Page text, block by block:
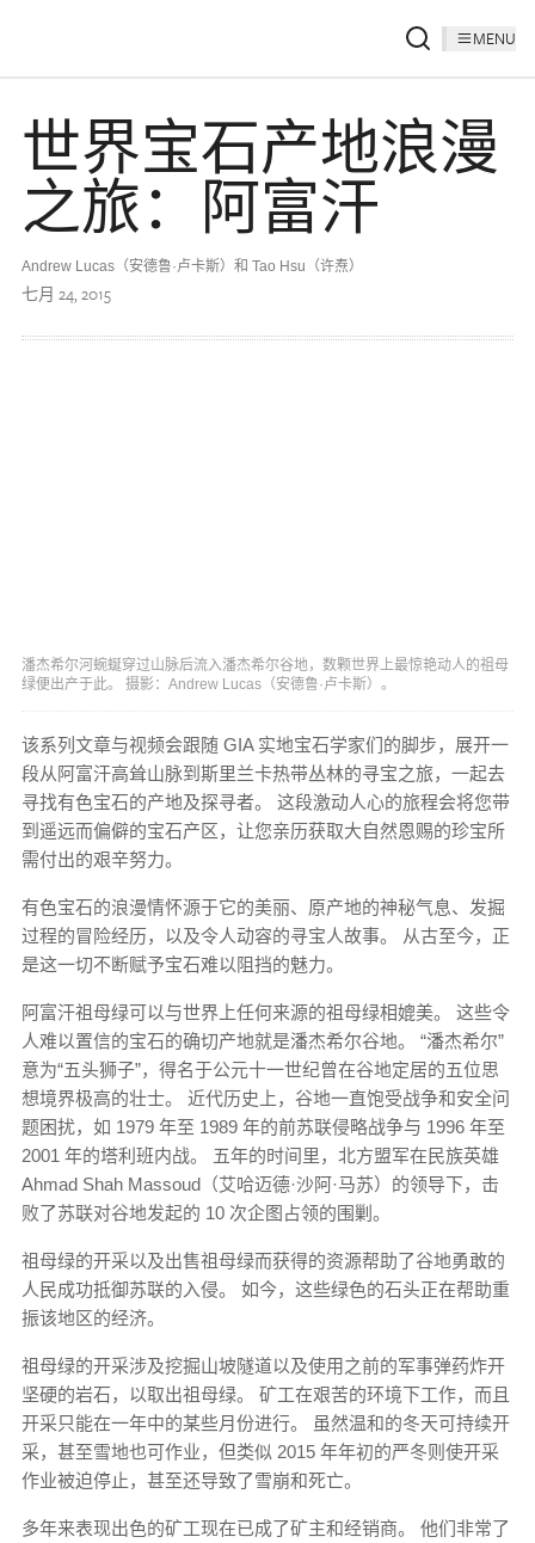
MENU
世界宝石产地浪漫
之旅：阿富汗
Andrew Lucas（安德鲁·卢卡斯）和 Tao Hsu（许焘）
七月 24, 2015
潘杰希尔河蜿蜒穿过山脉后流入潘杰希尔谷地，数颗世界上最惊艳动人的祖母
绿便出产于此。 摄影：Andrew Lucas（安德鲁·卢卡斯）。
该系列文章与视频会跟随 GIA 实地宝石学家们的脚步，展开一
段从阿富汗高耸山脉到斯里兰卡热带丛林的寻宝之旅，一起去
寻找有色宝石的产地及探寻者。 这段激动人心的旅程会将您带
到遥远而偏僻的宝石产区，让您亲历获取大自然恩赐的珍宝所
需付出的艰辛努力。
有色宝石的浪漫情怀源于它的美丽、原产地的神秘气息、发掘
过程的冒险经历，以及令人动容的​​寻宝人故事。 从古至今，正
是这一切不断赋予宝石难以阻挡的魅力。
阿富汗祖母绿可以与世界上任何来源的祖母绿相媲美。 这些令
人难以置信的宝石的确切产地就是潘杰希尔谷地。 “潘杰希尔”
意为“五头狮子”，得名于公元十一世纪曾在谷地定居的五位思
想境界极高的壮士。 近代历史上，谷地一直饱受战争和安全问
题困扰，如 1979 年至 1989 年的前苏联侵略战争与 1996 年至
2001 年的塔利班内战。 五年的时间里，北方盟军在民族英雄
Ahmad Shah Massoud（艾哈迈德·沙阿·马苏）的领导下，击
败了苏联对谷地发起的 10 次企图占领的围剿。
祖母绿的开采以及出售祖母绿而获得的资源帮助了谷地勇敢的
人民成功抵御苏联的入侵。 如今，这些绿色的石头正在帮助重
振该地区的经济。
祖母绿的开采涉及挖掘山坡隧道以及使用之前的军事弹药炸开
坚硬的岩石，以取出祖母绿。 矿工在艰苦的环境下工作，而且
开采只能在一年中的某些月份进行。 虽然温和的冬天可持续开
采，甚至雪地也可作业，但类似 2015 年年初的严冬则使开采
作业被迫停止，甚至还导致了雪崩和死亡。
多年来表现出色的矿工现在已成了矿主和经销商。 他们非常了